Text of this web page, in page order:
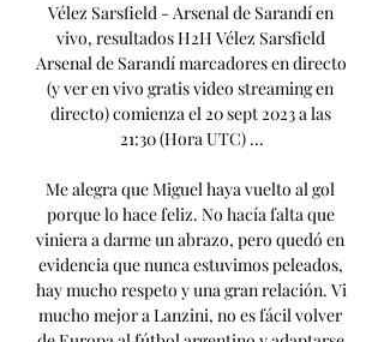
Vélez Sarsfield - Arsenal de Sarandí en
vivo, resultados H2H Vélez Sarsfield
Arsenal de Sarandí marcadores en directo
(y ver en vivo gratis video streaming en
directo) comienza el 20 sept 2023 a las
21:30 (Hora UTC) ...
Me alegra que Miguel haya vuelto al gol
porque lo hace feliz. No hacía falta que
viniera a darme un abrazo, pero quedó en
evidencia que nunca estuvimos peleados,
hay mucho respeto y una gran relación. Vi
mucho mejor a Lanzini, no es fácil volver